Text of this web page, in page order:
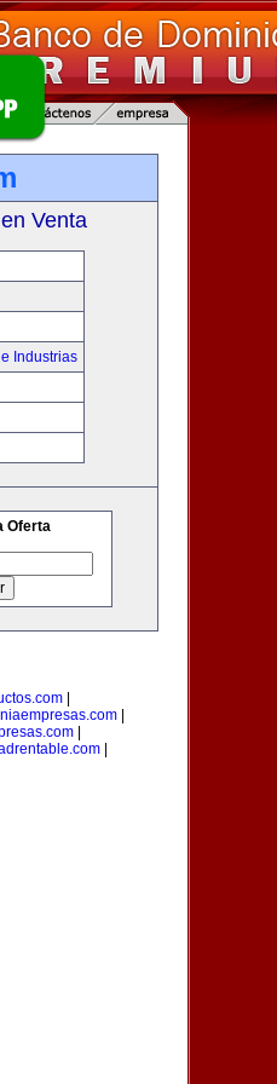
Venta
Industrias
Oferta